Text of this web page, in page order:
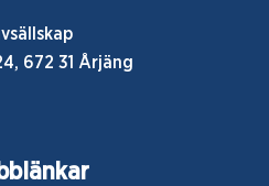
672 31 Årjäng